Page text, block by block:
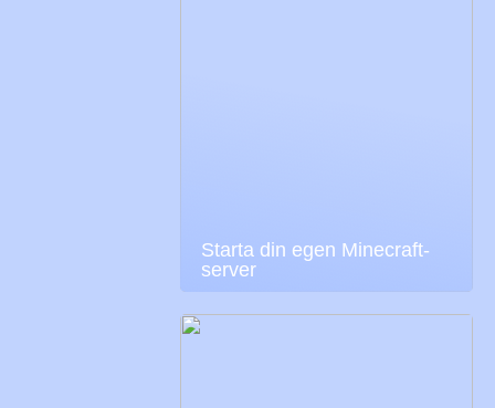
Starta din egen Minecraft-
server